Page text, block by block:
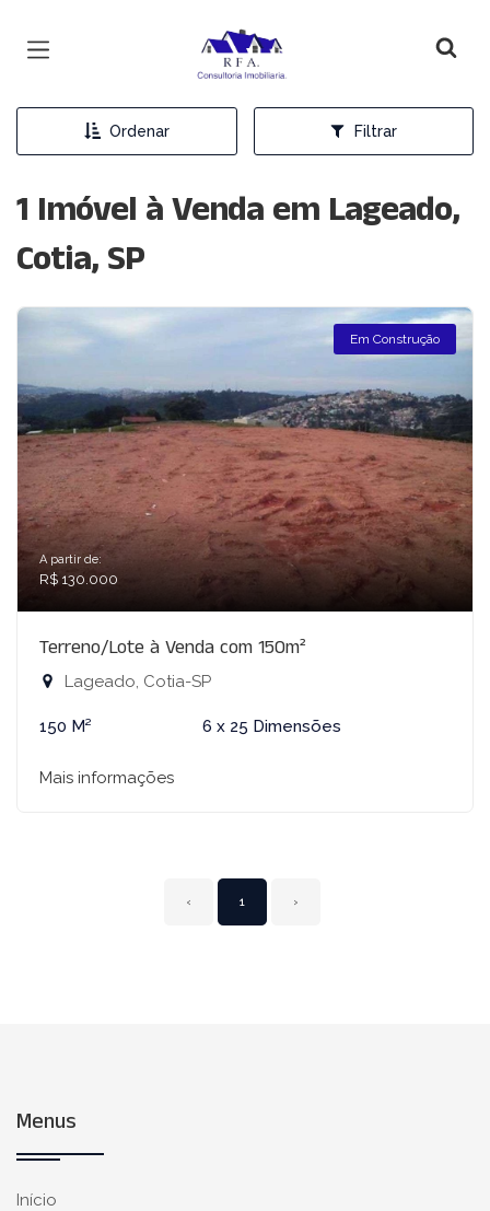
Página inicial
Ordenar Filtrar
1 Imóvel à Venda em Lageado,
Cotia, SP
Em Construção
A partir de:
R$ 130.000
Terreno/Lote à Venda com 150m²
Lageado, Cotia-SP
150 M² 6 x 25 Dimensões
Mais informações
‹ 1 ›
Menus
Início